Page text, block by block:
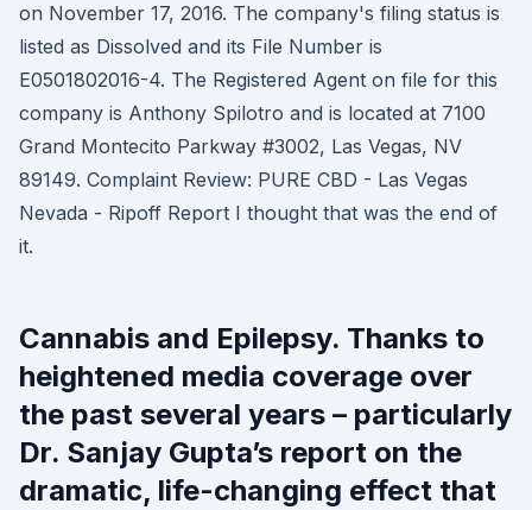
on November 17, 2016. The company's filing status is
listed as Dissolved and its File Number is
E0501802016-4. The Registered Agent on file for this
company is Anthony Spilotro and is located at 7100
Grand Montecito Parkway #3002, Las Vegas, NV
89149. Complaint Review: PURE CBD - Las Vegas
Nevada - Ripoff Report I thought that was the end of
it.
Cannabis and Epilepsy. Thanks to
heightened media coverage over
the past several years – particularly
Dr. Sanjay Gupta’s report on the
dramatic, life-changing effect that